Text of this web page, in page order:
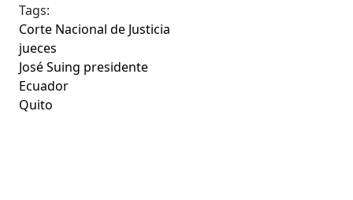
Tags:
Corte Nacional de Justicia
jueces
José Suing presidente
Ecuador
Quito